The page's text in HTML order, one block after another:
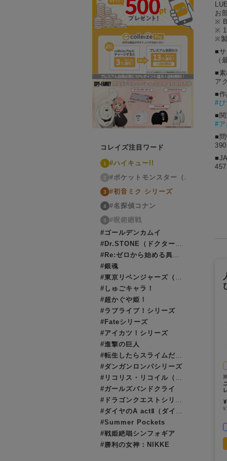
コレイズ注目ワード
1 #ハイキュー!!
2 #ポケットモンスター（ポケモン）
3 #初音ミク シリーズ
4 #名探偵コナン
5
#呪術廻戦
#ゴールデンカムイ
#Dr.STONE（ドクターストーン）
#Re:ゼロから始める異世界生活（リゼロ）
#銀魂
#東京リベンジャーズ（東リベ）
#しゅごキャラ！
#超かぐや姫！
#ラブライブ！シリーズ
#Fateシリーズ
#アイカツ！シリーズ
#進撃の巨人
#転生したらスライムだった件（転スラ）
#ダンガンロンパシリーズ
#リコリス・リコイル（リコリコ）
#ガールズバンドクライ
#ドラゴンクエストシリーズ（ドラクエ）
#ダイヤのA actⅡ（ダイヤのエース）
#Summer Pockets
#戦姫絶唱シンフォギア
#勝利の女神：NIKKE
お
※
※
※
■
（
■
ア
■
#
■
#ア
■
¥